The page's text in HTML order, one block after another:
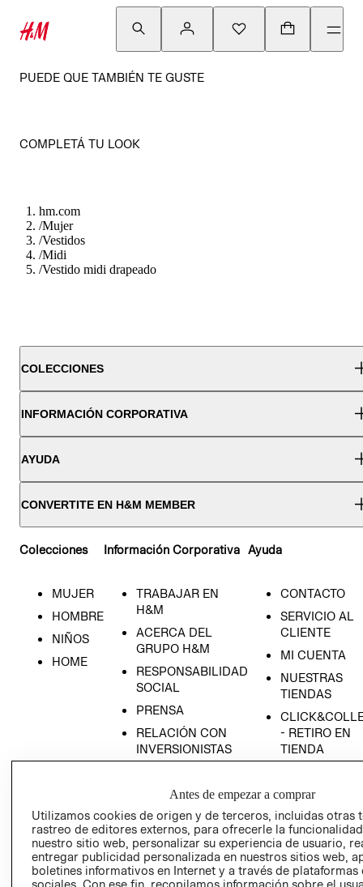
PUEDE QUE TAMBIÉN TE GUSTE
COMPLETÁ TU LOOK
hm.com
/Mujer
/Vestidos
/Midi
/Vestido midi drapeado
COLECCIONES
INFORMACIÓN CORPORATIVA
AYUDA
CONVERTITE EN H&M MEMBER
Colecciones
MUJER
HOMBRE
NIÑOS
HOME
Información Corporativa
TRABAJAR EN
H&M
ACERCA DEL
GRUPO H&M
RESPONSABILIDAD
SOCIAL
PRENSA
RELACIÓN CON
INVERSIONISTAS
EMPRESARIAL
Ayuda
CONTACTO
SERVICIO AL
CLIENTE
MI CUENTA
NUESTRAS
TIENDAS
- RETIRO EN
TIENDA
AVISO DE
PRIVACIDAD
GIFT CARD
AVISO DE
Antes de empezar a comprar
Utilizamos cookies de origen y de terceros, incluidas otras
rastreo de editores externos, para ofrecerle la
nuestro sitio web, personalizar su experiencia de usuario,
entregar publicidad personalizada en nuestros sitios web,
boletines informativos en Internet y a través de plataformas